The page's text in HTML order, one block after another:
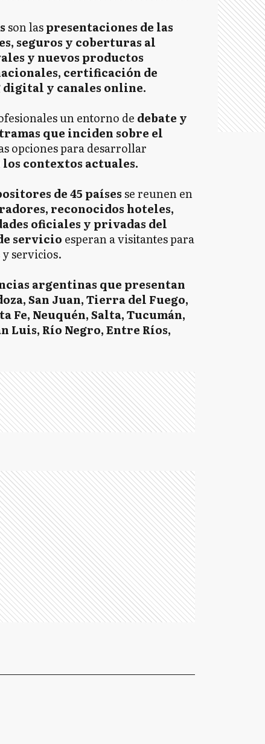
son laspresentaciones de las
seguros y coberturas al
y nuevos productos
certificación de
y canales online.
un entorno de debate y
que inciden sobre el
opciones para desarrollar
contextos actuales.
de 45 paísesse reunen en
reconocidos hoteles,
oficiales y privadas del
servicio esperan a visitantes para
servicios.
argentinas que presentan
San Juan, Tierra del Fuego,
Fe, Neuquén, Salta, Tucumán,
Luis, Río Negro, Entre Ríos,